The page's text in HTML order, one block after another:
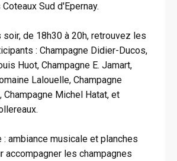
Sud d'Epernay.
de 18h30 à 20h, retrouvez les
: Champagne Didier-Ducos,
Huot, Champagne E. Jamart,
Lalouelle, Champagne
Champagne Michel Hatat, et
: ambiance musicale et planches
accompagner les champagnes